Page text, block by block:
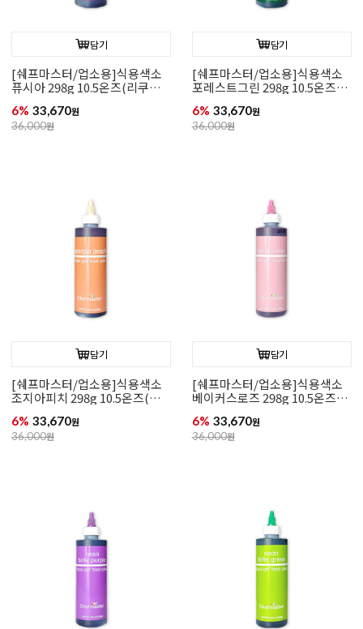
담기
[쉐프마스터/업소용]식용색소
퓨시아 298g 10.5온즈(리쿠아
6% 33,670원
36,000원
담기
[쉐프마스터/업소용]식용색소
포레스트그린 298g 10.5온즈
6% 33,670원
36,000원
담기
[쉐프마스터/업소용]식용색소
조지아피치 298g 10.5온즈(리
6% 33,670원
36,000원
담기
[쉐프마스터/업소용]식용색소
베이커스로즈 298g 10.5온즈
6% 33,670원
36,000원